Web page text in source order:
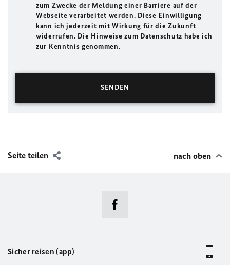
zum Zwecke der Meldung einer Barriere auf der
Webseite verarbeitet werden. Diese Einwilligung
kann ich jederzeit mit Wirkung für die Zukunft
widerrufen. Die Hinweise zum Datenschutz habe ich
zur Kenntnis genommen.
Seite teilen nach oben
Sicher reisen (app)